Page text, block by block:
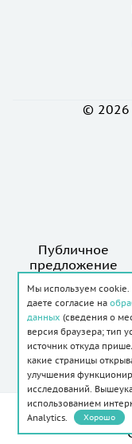
© 2026
Публичное
предложение
Создание и
Мы используем cookie.
даете согласие на
данных (сведения о
версия браузера; тип
источник откуда
какие страницы
улучшения
исследований.
использованием
Analytics.
Хорошо